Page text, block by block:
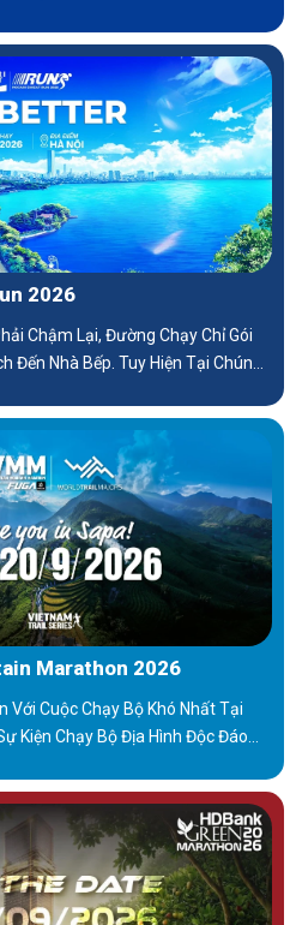
2026
Chậm Lại, Đường Chạy Chỉ Gói
Đến Nhà Bếp. Tuy Hiện Tại Chúng
Marathon 2026
Với Cuộc Chạy Bộ Khó Nhất Tại
Kiện Chạy Bộ Địa Hình Độc Đáo
Bắc Việt Nam.